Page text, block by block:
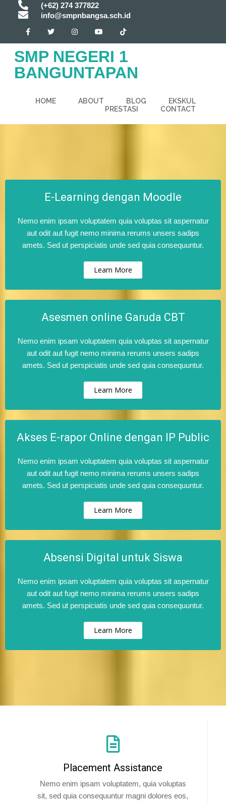
(+62) 274 377822
info@smpnbangsa.sch.id
SMP NEGERI 1
BANGUNTAPAN
HOME ABOUT BLOG
EKSKUL
PRESTASI
CONTACT
E-Learning dengan Moodle
Nemo enim ipsam voluptatem quia voluptas sit aspernatur
aut odit aut fugit nemo minima rerums unsers sadips
amets. Sed ut perspiciatis unde sed quia consequuntur.
Learn More
Asesmen online Garuda CBT
Nemo enim ipsam voluptatem quia voluptas sit aspernatur
aut odit aut fugit nemo minima rerums unsers sadips
amets. Sed ut perspiciatis unde sed quia consequuntur.
Learn More
Akses E-rapor Online dengan IP Public
Nemo enim ipsam voluptatem quia voluptas sit aspernatur
aut odit aut fugit nemo minima rerums unsers sadips
amets. Sed ut perspiciatis unde sed quia consequuntur.
Learn More
Absensi Digital untuk Siswa
Nemo enim ipsam voluptatem quia voluptas sit aspernatur
aut odit aut fugit nemo minima rerums unsers sadips
amets. Sed ut perspiciatis unde sed quia consequuntur.
Learn More
Placement Assistance
Nemo enim ipsam voluptatem, quia voluptas
sit, sed quia consequuntur magni dolores eos,